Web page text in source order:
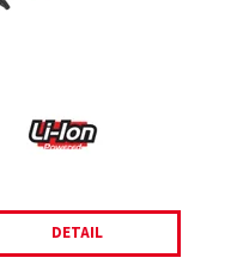
DETAIL